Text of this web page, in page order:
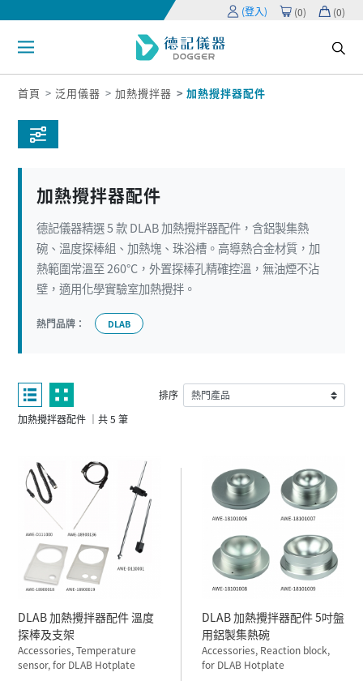
(登入) (0) (0)
首頁 泛用儀器 加熱攪拌器 加熱攪拌器配件
加熱攪拌器配件
德記儀器精選 5 款 DLAB 加熱攪拌器配件，含鋁製集熱
碗、溫度探棒組、加熱塊、珠浴槽。高導熱合金材質，加
熱範圍常溫至 260°C，外置探棒孔精確控溫，無油煙不沾
壁，適用化學實驗室加熱攪拌。
熱門品牌： DLAB
加熱攪拌器配件 ｜共 5 筆
排序
DLAB 加熱攪拌器配件 溫度
探棒及支架
Accessories, Temperature
sensor, for DLAB Hotplate
DLAB 加熱攪拌器配件 5吋盤
用鋁製集熱碗
Accessories, Reaction block,
for DLAB Hotplate